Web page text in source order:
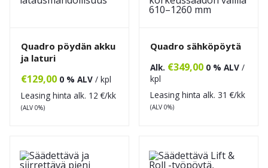
Quadro pöydän akku
ja laturi
€129,00 0 % ALV / kpl
Leasing hinta alk. 12 €/kk
(ALV 0%)
Quadro sähköpöytä
Alk. €349,00 0 % ALV /
kpl
Leasing hinta alk. 31 €/kk
(ALV 0%)